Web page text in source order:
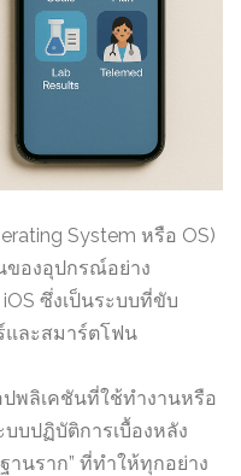
System หรือ OS)
องอุปกรณ์อย่าง
ซึ่งเป็นระบบที่ขับ
และสมาร์ตโฟน
พลิเคชันที่ใช้ทำงานหรือ
บปฏิบัติการเบื้องหลัง
านราก” ที่ทำให้ทุกอย่าง